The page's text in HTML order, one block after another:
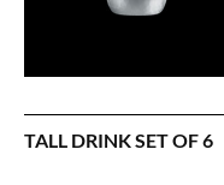
TALL DRINK SET OF 6